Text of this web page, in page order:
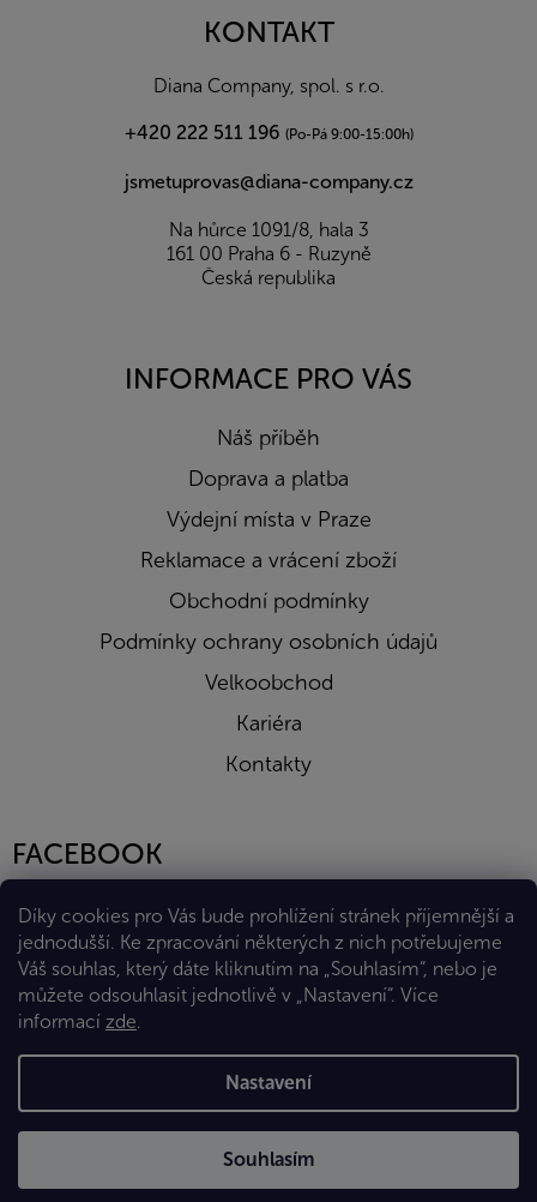
Díky cookies pro Vás bude prohlížení stránek příjemnější a
jednodušší. Ke zpracování některých z nich potřebujeme
Váš souhlas, který dáte kliknutím na „Souhlasím“, nebo je
můžete odsouhlasit jednotlivě v „Nastavení“. Více
informací zde.
Nastavení
Souhlasím
KONTAKT
Diana Company, spol. s r.o.
+420 222 511 196 (Po-Pá 9:00-15:00h)
jsmetuprovas@diana-company.cz
Na hůrce 1091/8, hala 3
161 00 Praha 6 - Ruzyně
Česká republika
INFORMACE PRO VÁS
Náš příběh
Doprava a platba
Výdejní místa v Praze
Reklamace a vrácení zboží
Obchodní podmínky
Podmínky ochrany osobních údajů
Velkoobchod
Kariéra
Kontakty
FACEBOOK
Vytvořil Shoptet Premium
Copyright 2026Eshop Diana Company, spol. s r.o.. Všechna
práva vyhrazena.